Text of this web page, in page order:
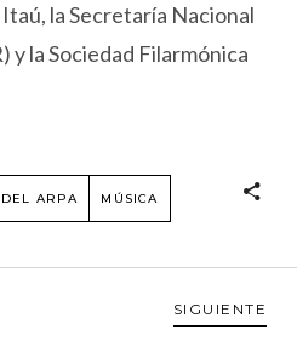
la Secretaría Nacional
y la Sociedad Filarmónica
ARPA MÚSICA
SIGUIENTE